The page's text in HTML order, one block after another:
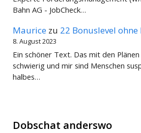
Bahn AG - JobCheck…
Maurice zu 22 Bonuslevel ohne
8. August 2023
Ein schöner Text. Das mit den
schwierig und mir sind Menschen
halbes…
Dobschat anderswo